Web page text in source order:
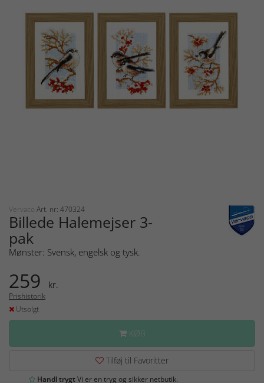
Vervaco Art. nr: 470324
Billede Halemejser 3-
pak
Mønster: Svensk, engelsk og tysk.
259 kr.
Prishistorik
Utsolgt
KØB
Tilføj til Favoritter
Handl trygtVi er en tryg og sikker netbutik.